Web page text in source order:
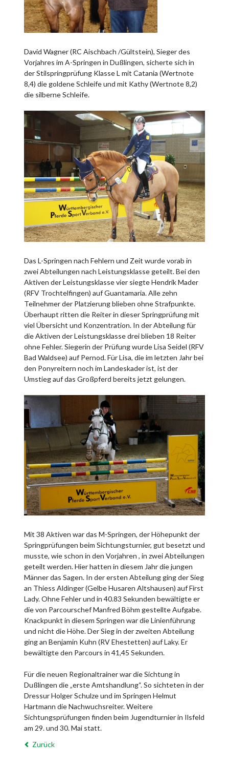
David Wagner (RC Aischbach /Gültstein), Sieger des
Vorjahres im A-Springen in Dußlingen, sicherte sich in
der Stilspringprüfung Klasse L mit Catania (Wertnote
8,4) die goldene Schleife und mit Kathy (Wertnote 8,2)
die silberne Schleife.
Das L-Springen nach Fehlern und Zeit wurde vorab in
zwei Abteilungen nach Leistungsklasse geteilt. Bei den
Aktiven der Leistungsklasse vier siegte Hendrik Mader
(RFV Trochtelfingen) auf Guantamaria. Alle zehn
Teilnehmer der Platzierung blieben ohne Strafpunkte.
Überhaupt ritten die Reiter in dieser Springprüfung mit
viel Übersicht und Konzentration. In der Abteilung für
die Aktiven der Leistungsklasse drei blieben 18 Reiter
ohne Fehler. Siegerin der Prüfung wurde Lisa Seidel (RFV
Bad Waldsee) auf Pernod. Für Lisa, die im letzten Jahr bei
den Ponyreitern noch im Landeskader ist, ist der
Umstieg auf das Großpferd bereits jetzt gelungen.
Mit 38 Aktiven war das M-Springen, der Höhepunkt der
Springprüfungen beim Sichtungsturnier, gut besetzt und
musste, wie schon in den Vorjahren , in zwei Abteilungen
geteilt werden. Hier hatten in diesem Jahr die jungen
Männer das Sagen. In der ersten Abteilung ging der Sieg
an Thiess Aldinger (Gelbe Husaren Altshausen) auf First
Lady. Ohne Fehler und in 40.83 Sekunden bewältigte er
die von Parcourschef Manfred Böhm gestellte Aufgabe.
Knackpunkt in diesem Springen war die Linienführung
und nicht die Höhe. Der Sieg in der zweiten Abteilung
ging an Benjamin Kuhn (RV Ehestetten) auf Laky. Er
bewältigte den Parcours in 41,45 Sekunden.
Für die neuen Regionaltrainer war die Sichtung in
Dußlingen die „erste Amtshandlung“. So sichteten in der
Dressur Holger Schulze und im Springen Helmut
Hartmann die Nachwuchsreiter. Weitere
Sichtungsprüfungen finden beim Jugendturnier in Ilsfeld
am 29. und 30. Mai statt.
Zurück